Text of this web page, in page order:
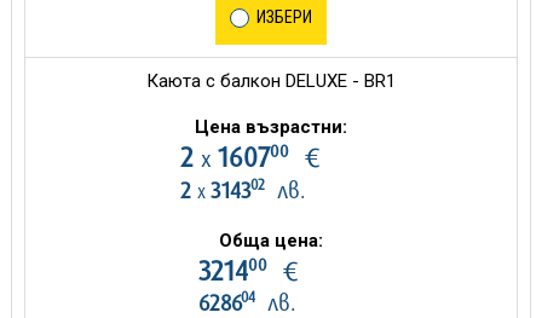
ИЗБЕРИ
Каюта с балкон DELUXE - BR1
Цена възрастни:
2 х 160700€
2 х 314302лв.
Обща цена:
321400€
628604лв.